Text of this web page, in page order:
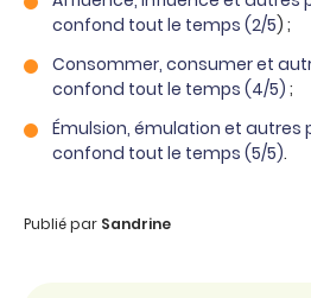
confond tout le temps (2/5) ;
Consommer, consumer et
confond tout le temps (4/5) ;
Émulsion, émulation et autres
confond tout le temps (5/5).
Publié par Sandrine